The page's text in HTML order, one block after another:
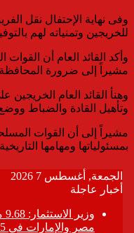
وفى نهاية الإحتفال نقل
للخريجين وتمنياته لهم
وأكد القائد العام أن
مشيراً إلى ضرورة المحافظة
وهنأ القائد العام
وتأهيل القادة والضباط
مشيراً إلى أن القوات
بمسئولياتها ومهامها